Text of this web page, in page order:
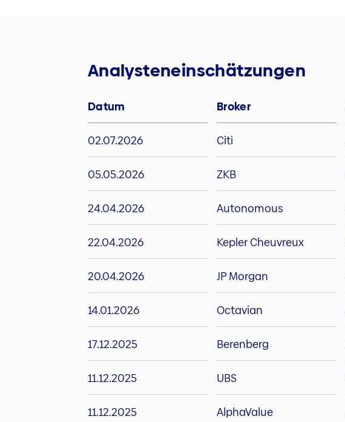
Analysteneinschätzungen
Datum Broker
02.07.2026 Citi
05.05.2026 ZKB
24.04.2026 Autonomous
22.04.2026 Kepler Cheuvreux
20.04.2026 JP Morgan
14.01.2026 Octavian
17.12.2025 Berenberg
11.12.2025 UBS
11.12.2025 AlphaValue